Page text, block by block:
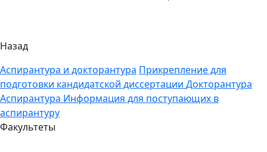
Назад
Аспирантура и докторантура Прикрепление для
подготовки кандидатской диссертации Докторантура
Аспирантура Информация для поступающих в
аспирантуру
Факультеты